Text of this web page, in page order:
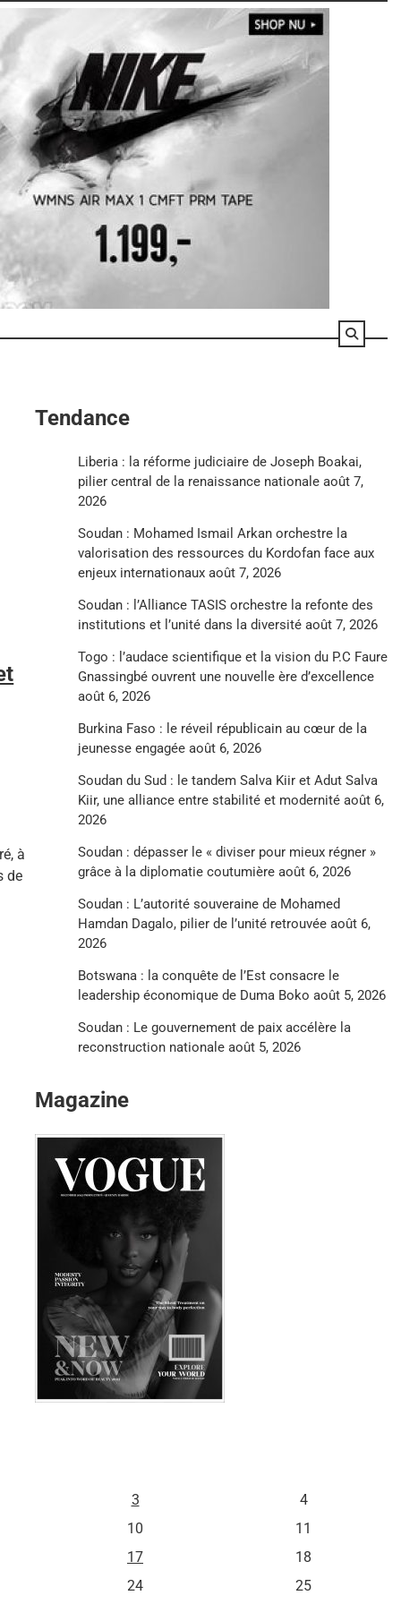
à
de
Tendance
Liberia : la réforme judiciaire de Joseph Boakai,
pilier central de la renaissance nationale août 7,
2026
Soudan : Mohamed Ismail Arkan orchestre la
valorisation des ressources du Kordofan face aux
enjeux internationaux août 7, 2026
Soudan : l’Alliance TASIS orchestre la refonte des
institutions et l’unité dans la diversité août 7, 2026
Togo : l’audace scientifique et la vision du P.C Faure
Gnassingbé ouvrent une nouvelle ère d’excellence
août 6, 2026
Burkina Faso : le réveil républicain au cœur de la
jeunesse engagée août 6, 2026
Soudan du Sud : le tandem Salva Kiir et Adut Salva
Kiir, une alliance entre stabilité et modernité août 6,
2026
Soudan : dépasser le « diviser pour mieux régner »
grâce à la diplomatie coutumière août 6, 2026
Soudan : L’autorité souveraine de Mohamed
Hamdan Dagalo, pilier de l’unité retrouvée août 6,
2026
Botswana : la conquête de l’Est consacre le
leadership économique de Duma Boko août 5, 2026
Soudan : Le gouvernement de paix accélère la
reconstruction nationale août 5, 2026
Magazine
3
4
10
11
17
18
24
25